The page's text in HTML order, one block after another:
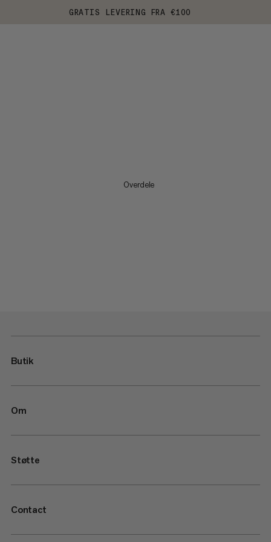
GRATIS LEVERING FRA €100
Overdele
Butik
Om
Støtte
Contact